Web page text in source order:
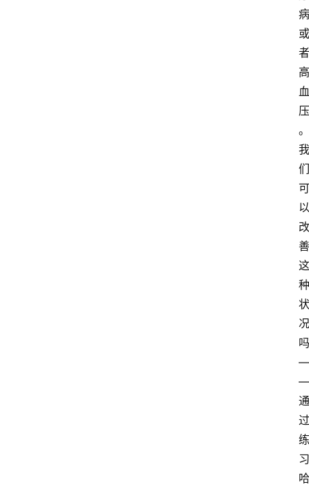
病
或
者
高
血
压
。
我
们
可
以
改
善
这
种
状
况
吗
—
—
通
过
练
习
哈